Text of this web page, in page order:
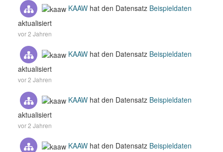
KAAW hat den Datensatz Beispieldaten
aktualisiert
vor 2 Jahren
KAAW hat den Datensatz Beispieldaten
aktualisiert
vor 2 Jahren
KAAW hat den Datensatz Beispieldaten
aktualisiert
vor 2 Jahren
KAAW hat den Datensatz Beispieldaten